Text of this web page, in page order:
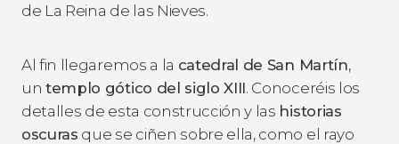
de La Reina de las Nieves.
Al fin llegaremos a la catedral de San Martín,
untemplo gótico del siglo XIII. Conoceréis los
detalles de esta construcción y las historias
oscuras que se ciñen sobre ella, como el rayo